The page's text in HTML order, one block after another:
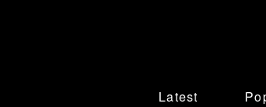
Latest